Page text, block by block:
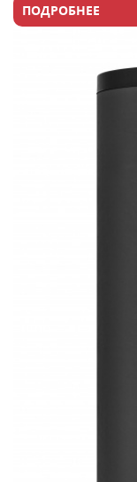
ПОДРОБНЕЕ